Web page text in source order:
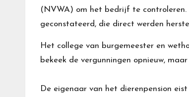
(NVWA) om het bedrijf te controleren.
geconstateerd, die direct werden
Het college van burgemeester en
bekeek de vergunningen opnieuw,
De eigenaar van het dierenpension